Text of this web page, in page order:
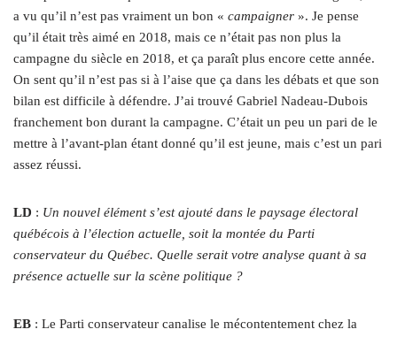
a vu qu’il n’est pas vraiment un bon « campaigner ». Je pense
qu’il était très aimé en 2018, mais ce n’était pas non plus la
campagne du siècle en 2018, et ça paraît plus encore cette année.
On sent qu’il n’est pas si à l’aise que ça dans les débats et que son
bilan est difficile à défendre. J’ai trouvé Gabriel Nadeau-Dubois
franchement bon durant la campagne. C’était un peu un pari de le
mettre à l’avant-plan étant donné qu’il est jeune, mais c’est un pari
assez réussi.
LD : Un nouvel élément s’est ajouté dans le paysage électoral
québécois à l’élection actuelle, soit la montée du Parti
conservateur du Québec. Quelle serait votre analyse quant à sa
présence actuelle sur la scène politique ?
EB : Le Parti conservateur canalise le mécontentement chez la